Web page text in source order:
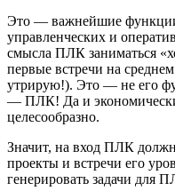
Это — важнейшие
управленческих и
смысла ПЛК заниматься
первые встречи на
утрирую!). Это — не его
— ПЛК! Да и
целесообразно.
Значит, на вход ПЛК
проекты и встречи его
генерировать задачи для